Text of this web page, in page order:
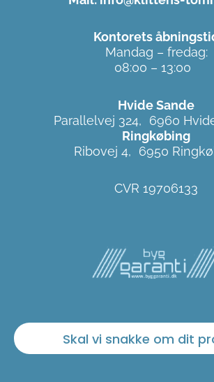
Kontorets
Mandag – fredag:
08:00 – 13:00
Hvide Sande
Parallelvej 324, 6960
Ringkøbing
Ribovej 4, 6950
CVR 19706133
Skal vi snakke om dit